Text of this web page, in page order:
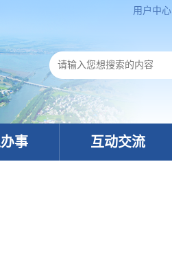
用户中心
事 互动交流